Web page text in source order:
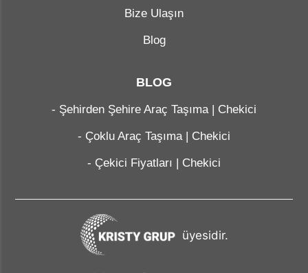
Bize Ulaşın
Blog
BLOG
- Şehirden Şehire Araç Taşıma | Chekici
- Çoklu Araç Taşıma | Chekici
- Çekici Fiyatları | Chekici
üyesidir.